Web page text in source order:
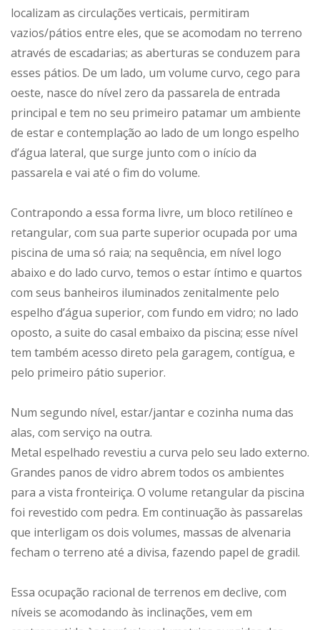
localizam as circulações verticais, permitiram
vazios/pátios entre eles, que se acomodam no terreno
através de escadarias; as aberturas se conduzem para
esses pátios. De um lado, um volume curvo, cego para
oeste, nasce do nível zero da passarela de entrada
principal e tem no seu primeiro patamar um ambiente
de estar e contemplação ao lado de um longo espelho
d’água lateral, que surge junto com o início da
passarela e vai até o fim do volume.
Contrapondo a essa forma livre, um bloco retilíneo e
retangular, com sua parte superior ocupada por uma
piscina de uma só raia; na sequência, em nível logo
abaixo e do lado curvo, temos o estar íntimo e quartos
com seus banheiros iluminados zenitalmente pelo
espelho d’água superior, com fundo em vidro; no lado
oposto, a suite do casal embaixo da piscina; esse nível
tem também acesso direto pela garagem, contígua, e
pelo primeiro pátio superior.
Num segundo nível, estar/jantar e cozinha numa das
alas, com serviço na outra.
Metal espelhado revestiu a curva pelo seu lado externo.
Grandes panos de vidro abrem todos os ambientes
para a vista fronteiriça. O volume retangular da piscina
foi revestido com pedra. Em continuação às passarelas
que interligam os dois volumes, massas de alvenaria
fecham o terreno até a divisa, fazendo papel de gradil.
Essa ocupação racional de terrenos em declive, com
níveis se acomodando às inclinações, vem em